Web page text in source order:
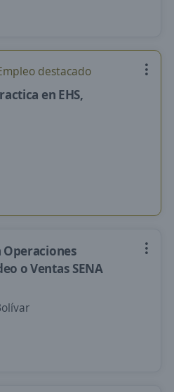
destacado
en EHS,
Operaciones
o Ventas SENA